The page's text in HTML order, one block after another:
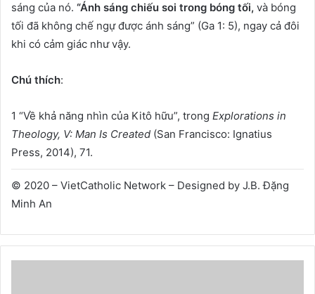
sáng của nó. “Ánh sáng chiếu soi trong bóng tối, và bóng
tối đã không chế ngự được ánh sáng” (Ga 1: 5), ngay cả đôi
khi có cảm giác như vậy.
Chú thích:
1 “Về khả năng nhìn của Kitô hữu”, trong Explorations in
Theology, V: Man Is Created (San Francisco: Ignatius
Press, 2014), 71.
© 2020 – VietCatholic Network – Designed by J.B. Đặng
Minh An